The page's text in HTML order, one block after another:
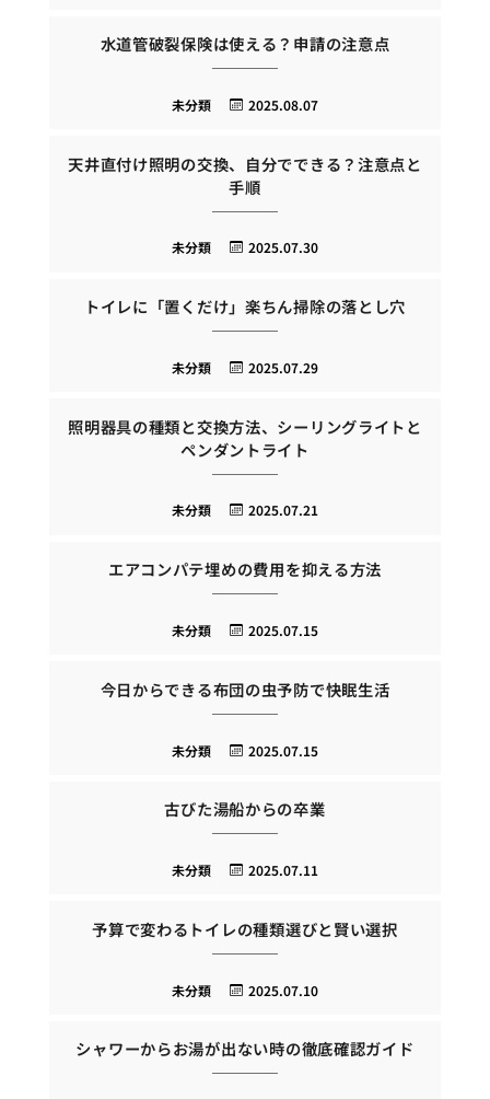
水道管破裂保険は使える？申請の注意点
2025.08.07
未分類
天井直付け照明の交換、自分でできる？注意点と
手順
2025.07.30
未分類
トイレに「置くだけ」楽ちん掃除の落とし穴
2025.07.29
未分類
照明器具の種類と交換方法、シーリングライトと
ペンダントライト
2025.07.21
未分類
エアコンパテ埋めの費用を抑える方法
2025.07.15
未分類
今日からできる布団の虫予防で快眠生活
2025.07.15
未分類
古びた湯船からの卒業
2025.07.11
未分類
予算で変わるトイレの種類選びと賢い選択
2025.07.10
未分類
シャワーからお湯が出ない時の徹底確認ガイド